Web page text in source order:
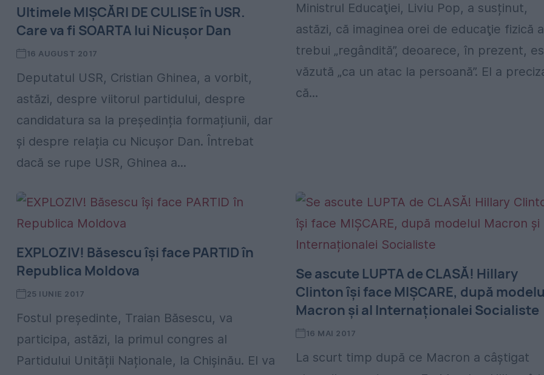
Ultimele MIȘCĂRI DE CULISE în USR.
Care va fi SOARTA lui Nicușor Dan
16 AUGUST 2017
Deputatul USR, Cristian Ghinea, a vorbit,
astăzi, despre viitorul partidului, despre
candidatura sa la președinția formațiunii, dar
și despre relația cu Nicușor Dan. Întrebat
dacă se rupe USR, Ghinea a...
Ministrul Educaţiei, Liviu Pop, a susținut,
astăzi, că imaginea orei de educaţie fizică
trebui „regândită”, deoarece, în prezent,
văzută „ca un atac la persoană”. El a
că...
EXPLOZIV! Băsescu își face PARTID în
Republica Moldova
25 IUNIE 2017
Fostul președinte, Traian Băsescu, va
participa, astăzi, la primul congres al
Partidului Unității Naționale, la Chișinău. El va
Se ascute LUPTA de CLASĂ! Hillary
Clinton își face MIȘCARE, după
Macron și al Internaționalei Socialiste
16 MAI 2017
La scurt timp după ce Macron a câștigat